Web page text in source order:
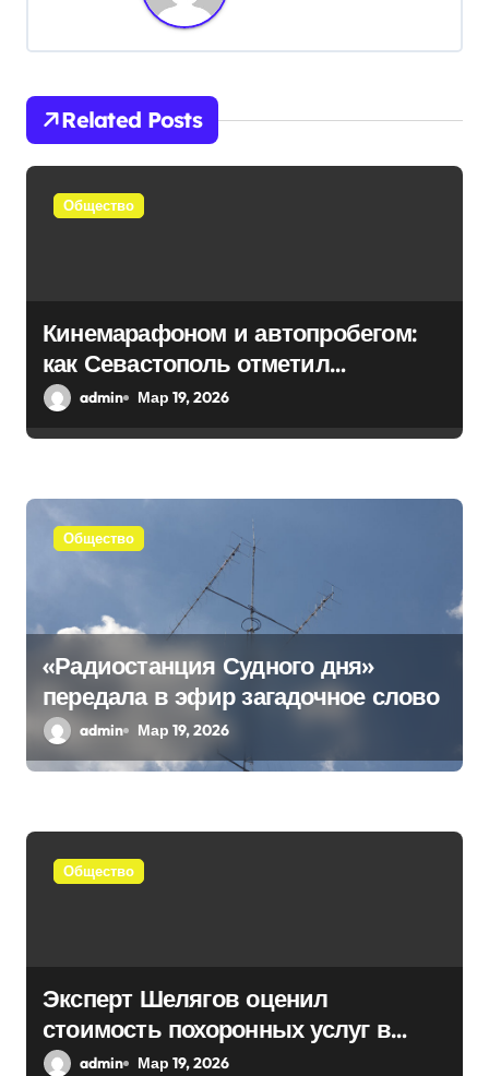
ц
и
я
п
и
я
Related Posts
Общество
Кинемарафоном и автопробегом:
как Севастополь отметил
воссоединение с Россией
admin Мар 19, 2026
Общество
«Радиостанция Судного дня»
передала в эфир загадочное слово
admin Мар 19, 2026
Общество
Эксперт Шелягов оценил
стоимость похоронных услуг в
России
admin Мар 19, 2026